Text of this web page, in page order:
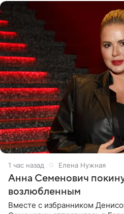
1 час назад Елена Нужная
Анна Семенович
возлюбленным
Вместе с избранником